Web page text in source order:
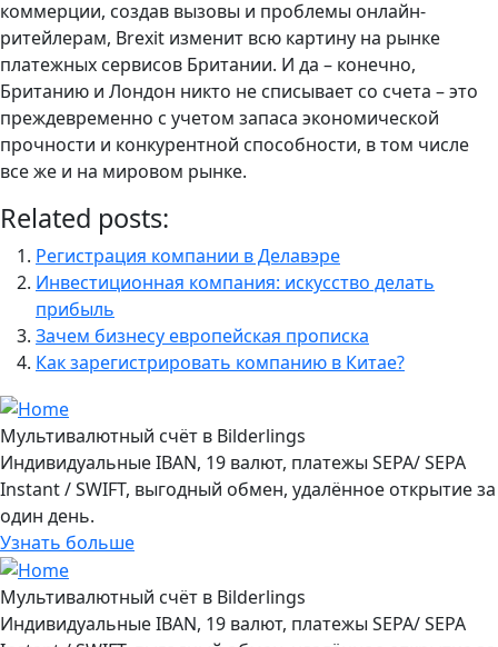
коммерции, создав вызовы и проблемы онлайн-
ритейлерам, Brexit изменит всю картину на рынке
платежных сервисов Британии. И да – конечно,
Британию и Лондон никто не списывает со счета – это
преждевременно с учетом запаса экономической
прочности и конкурентной способности, в том числе
все же и на мировом рынке.
Related posts:
Регистрация компании в Делавэре
Инвестиционная компания: искусство делать
прибыль
Зачем бизнесу европейская прописка
Как зарегистрировать компанию в Китае?
Мультивалютный счёт в Bilderlings
Индивидуальные IBAN, 19 валют, платежы SEPA/ SEPA
Instant / SWIFT, выгодный обмен, удалённое открытие за
один день.
Узнать больше
Мультивалютный счёт в Bilderlings
Индивидуальные IBAN, 19 валют, платежы SEPA/ SEPA